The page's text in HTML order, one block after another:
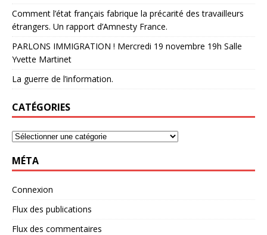
Comment l’état français fabrique la précarité des travailleurs
étrangers. Un rapport d’Amnesty France.
PARLONS IMMIGRATION ! Mercredi 19 novembre 19h Salle
Yvette Martinet
La guerre de l’information.
CATÉGORIES
MÉTA
Connexion
Flux des publications
Flux des commentaires